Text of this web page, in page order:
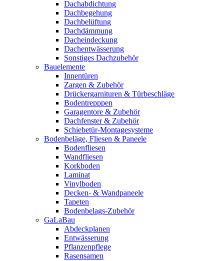
Dachabdichtung
Dachbegehung
Dachbelüftung
Dachdämmung
Dacheindeckung
Dachentwässerung
Sonstiges Dachzubehör
Bauelemente
Innentüren
Zargen & Zubehör
Drückergarnituren & Türbeschläge
Bodentrepppen
Garagentore & Zubehör
Dachfenster & Zubehör
Schiebetür-Montagesysteme
Bodenbeläge, Fliesen & Paneele
Bodenfliesen
Wandfliesen
Korkboden
Laminat
Vinylboden
Decken- & Wandpaneele
Tapeten
Bodenbelags-Zubehör
GaLaBau
Abdeckplanen
Entwässerung
Pflanzenpflege
Rasensamen